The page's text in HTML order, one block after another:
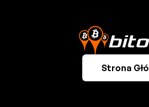
Strona